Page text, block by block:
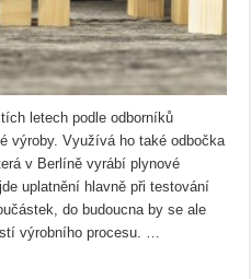
letech podle odborníků
výroby. Využívá ho také odbočka
v Berlíně vyrábí plynové
uplatnění hlavně při testování
do budoucna by se ale
výrobního procesu. …